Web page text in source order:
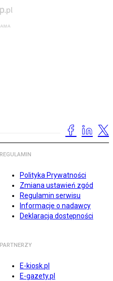
REGULAMIN
Polityka Prywatności
Zmiana ustawień zgód
Regulamin serwisu
Informacje o nadawcy
Deklaracja dostępności
PARTNERZY
E-kiosk.pl
E-gazety.pl